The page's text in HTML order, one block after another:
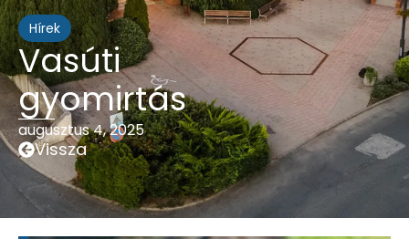
Hírek
Vasúti
gyomirtás
augusztus 4, 2025
Vissza